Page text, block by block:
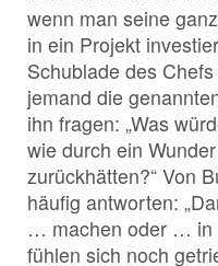
wenn man seine
in ein Projekt
Schublade des
jemand die
ihn fragen: „Was
wie durch ein
zurückhätten?“ Von
häufig antworten:
… machen oder … in
fühlen sich noch